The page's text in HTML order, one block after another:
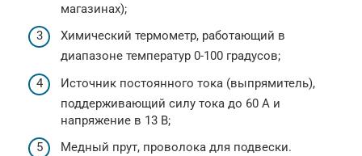
магазинах);
Химический термометр, работающий в
диапазоне температур 0-100 градусов;
Источник постоянного тока (выпрямитель),
поддерживающий силу тока до 60 А и
напряжение в 13 В;
Медный прут, проволока для подвески.